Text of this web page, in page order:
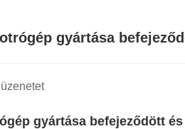
gyártása
gyártása befejeződött